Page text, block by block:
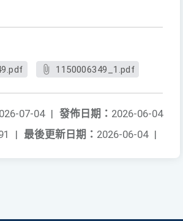
1150006349_1.pdf
發佈日期： 2026-06-04
07-04 |
最後更新日期： 2026-06-04 |
|